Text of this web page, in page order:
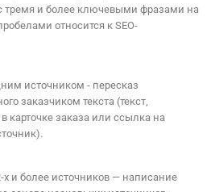
тремя и более ключевыми фразами на
относится к SEO-
источником - пересказ
заказчиком текста (текст,
карточке заказа или ссылка на
х и более источников — написание